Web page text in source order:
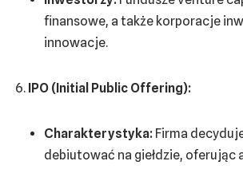
finansowe, a także korporacje
innowacje.
IPO (Initial Public Offering):
Charakterystyka: Firma
debiutować na giełdzie, oferując